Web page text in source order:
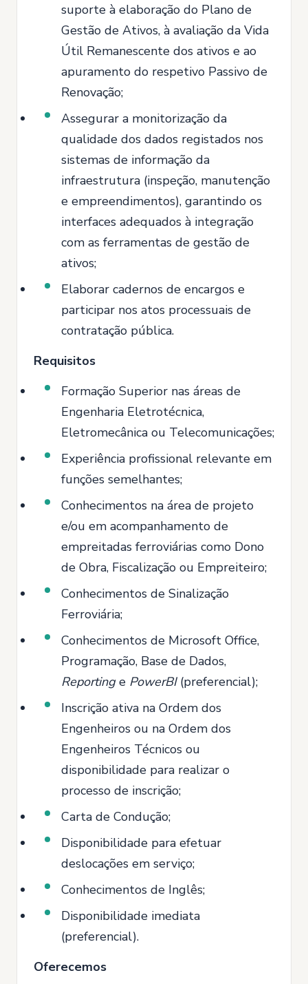
suporte à elaboração do Plano de
Gestão de Ativos, à avaliação da Vida
Útil Remanescente dos ativos e ao
apuramento do respetivo Passivo de
Renovação;
Assegurar a monitorização da
qualidade dos dados registados nos
sistemas de informação da
infraestrutura (inspeção, manutenção
e empreendimentos), garantindo os
interfaces adequados à integração
com as ferramentas de gestão de
ativos;
Elaborar cadernos de encargos e
participar nos atos processuais de
contratação pública.
Requisitos
Formação Superior nas áreas de
Engenharia Eletrotécnica,
Eletromecânica ou Telecomunicações;
Experiência profissional relevante em
funções semelhantes;
Conhecimentos na área de projeto
e/ou em acompanhamento de
empreitadas ferroviárias como Dono
de Obra, Fiscalização ou Empreiteiro;
Conhecimentos de Sinalização
Ferroviária;
Conhecimentos de Microsoft Office,
Programação, Base de Dados,
Reportinge PowerBI(preferencial);
Inscrição ativa na Ordem dos
Engenheiros ou na Ordem dos
Engenheiros Técnicos ou
disponibilidade para realizar o
processo de inscrição;
Carta de Condução;
Disponibilidade para efetuar
deslocações em serviço;
Conhecimentos de Inglês;
Disponibilidade imediata
(preferencial).
Oferecemos